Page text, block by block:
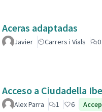
Aceras adaptadas
Javier Carrers i Vials 0
Acceso a Ciudadella
Alex Parra 1 6